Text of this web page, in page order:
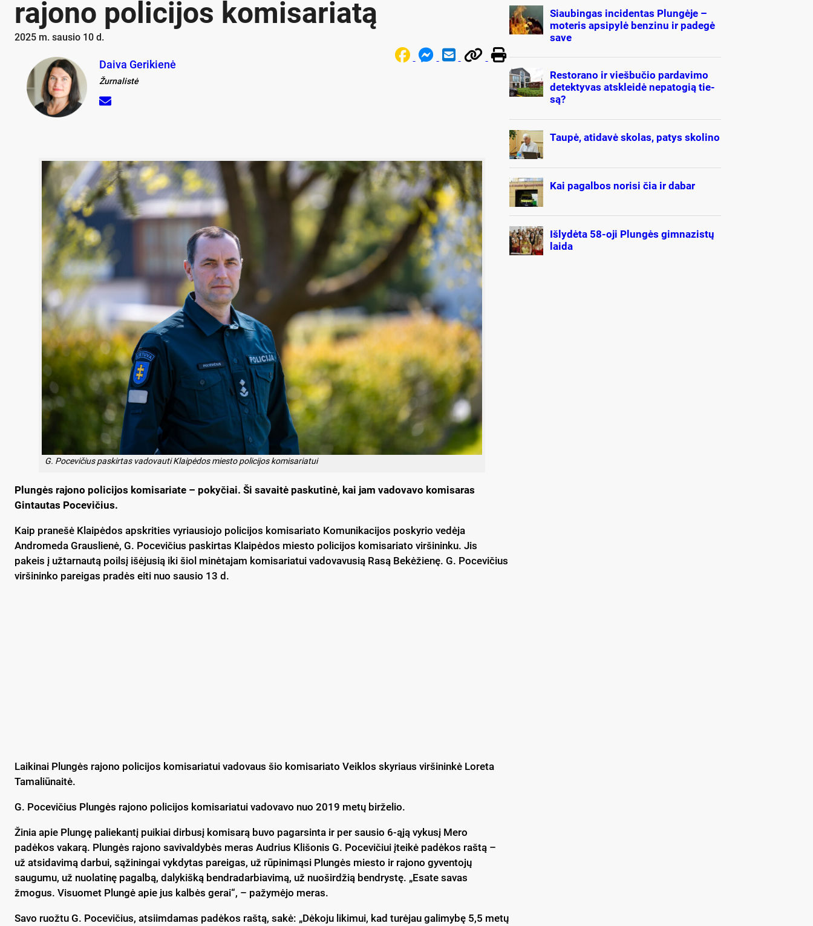
rajono policijos komisariatą
2025 m. sausio 10 d.
Daiva Gerikienė
Žurnalistė
G. Pocevičius paskirtas vadovauti Klaipėdos miesto policijos komisariatui
Plungės rajono policijos komisariate – pokyčiai. Ši savaitė paskutinė, kai jam vadovavo komisaras
Gintautas Pocevičius.
Kaip pranešė Klaipėdos apskrities vyriausiojo policijos komisariato Komunikacijos poskyrio vedėja
Andromeda Grauslienė, G. Pocevičius paskirtas Klaipėdos miesto policijos komisariato viršininku. Jis
pakeis į užtarnautą poilsį išėjusią iki šiol minėtajam komisariatui vadovavusią Rasą Bekėžienę. G. Pocevičius
viršininko pareigas pradės eiti nuo sausio 13 d.
Laikinai Plungės rajono policijos komisariatui vadovaus šio komisariato Veiklos skyriaus viršininkė Loreta
Tamaliūnaitė.
G. Pocevičius Plungės rajono policijos komisariatui vadovavo nuo 2019 metų birželio.
Žinia apie Plungę paliekantį puikiai dirbusį komisarą buvo pagarsinta ir per sausio 6-ąją vykusį Mero
padėkos vakarą. Plungės rajono savivaldybės meras Audrius Klišonis G. Pocevičiui įteikė padėkos raštą –
už atsidavimą darbui, sąžiningai vykdytas pareigas, už rūpinimąsi Plungės miesto ir rajono gyventojų
saugumu, už nuolatinę pagalbą, dalykišką bendradarbiavimą, už nuoširdžią bendrystę. „Esate savas
žmogus. Visuomet Plungė apie jus kalbės gerai“, – pažymėjo meras.
Savo ruožtu G. Pocevičius, atsiimdamas padėkos raštą, sakė: „Dėkoju likimui, kad turėjau galimybę 5,5 metų